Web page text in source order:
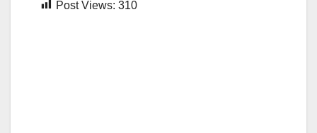
Post Views: 310